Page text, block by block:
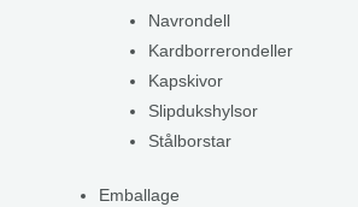
Navrondell
Kardborrerondeller
Kapskivor
Slipdukshylsor
Stålborstar
Emballage